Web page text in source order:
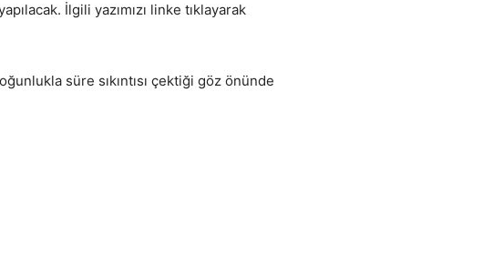
İlgili yazımızı linke tıklayarak
süre sıkıntısı çektiği göz önünde